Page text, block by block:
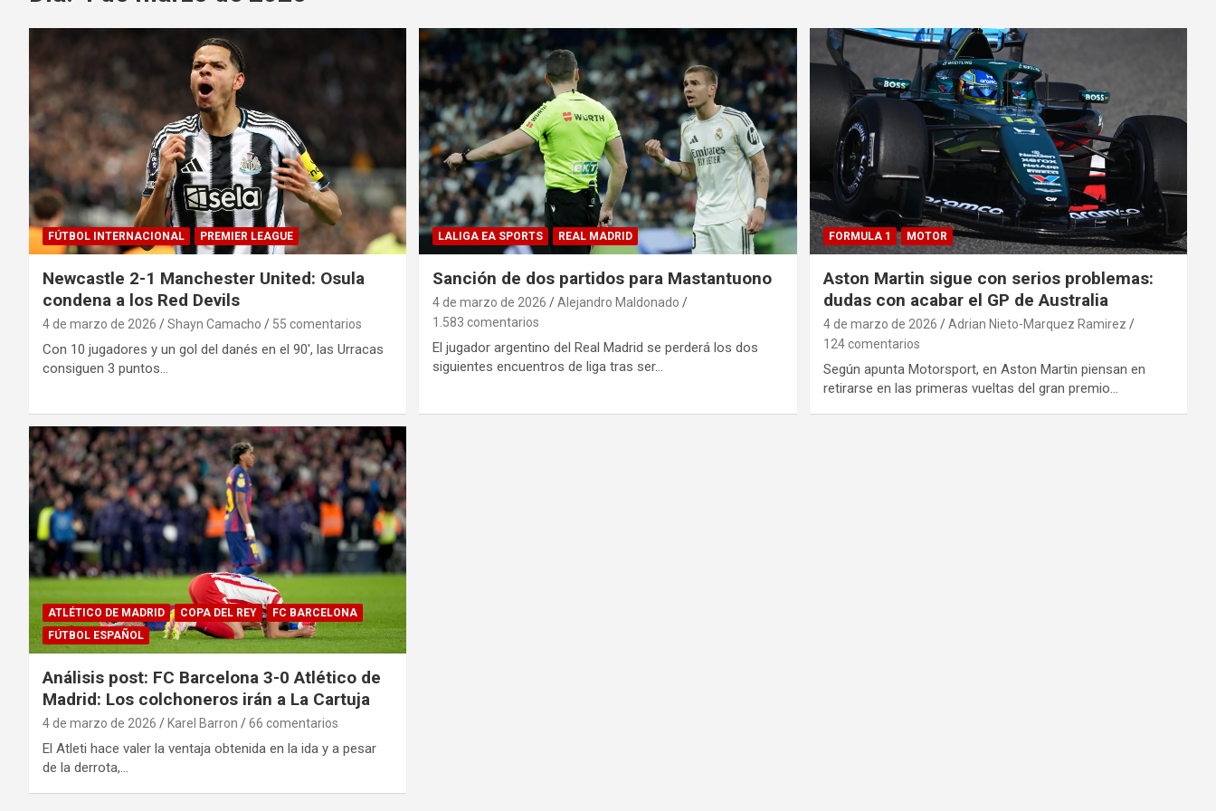
FÚTBOL INTERNACIONAL PREMIER LEAGUE
Newcastle 2-1 Manchester United: Osula
condena a los Red Devils
4 de marzo de 2026 Shayn Camacho 55 comentarios
Con 10 jugadores y un gol del danés en el 90′, las Urracas
consiguen 3 puntos…
LALIGA EA SPORTS REAL MADRID
Sanción de dos partidos para Mastantuono
4 de marzo de 2026
Alejandro Maldonado
1.583 comentarios
El jugador argentino del Real Madrid se perderá los dos
siguientes encuentros de liga tras ser…
FORMULA 1 MOTOR
Aston Martin sigue con serios problemas:
dudas con acabar el GP de Australia
4 de marzo de 2026
Adrian Nieto-Marquez Ramirez
124 comentarios
Según apunta Motorsport, en Aston Martin piensan en
retirarse en las primeras vueltas del gran premio…
ATLÉTICO DE MADRID COPA DEL REY
FC BARCELONA
FÚTBOL ESPAÑOL
Análisis post: FC Barcelona 3-0 Atlético de
Madrid: Los colchoneros irán a La Cartuja
4 de marzo de 2026 Karel Barron 66 comentarios
El Atleti hace valer la ventaja obtenida en la ida y a pesar
de la derrota,…